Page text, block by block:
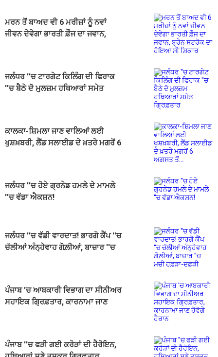
ਮਰਨ ਤੋਂ ਬਾਅਦ ਵੀ 6 ਮਰੀਜ਼ਾਂ ਨੂੰ ਨਵਾਂ
ਜੀਵਨ ਦੇਵੇਗਾ ਭਾਰਤੀ ਫ਼ੌਜ ਦਾ ਜਵਾਨ,
ਜਲੰਧਰ ''ਚ ਟਾਰਗੇਟ ਕਿਲਿੰਗ ਦੀ ਫਿਰਾਕ
''ਚ ਬੈਠੇ ਦੋ ਮੁਲਜ਼ਮ ਹਥਿਆਰਾਂ ਸਮੇਤ
ਕਾਲਕਾ-ਸ਼ਿਮਲਾ ਜਾਣ ਵਾਲਿਆਂ ਲਈ
ਖੁਸ਼ਖ਼ਬਰੀ, ਲੈਂਡ ਸਲਾਈਡ ਦੇ ਖ਼ਤਰੇ ਮਗਰੋਂ 6
ਜਲੰਧਰ ''ਚ ਹੋਏ ਗ੍ਰਨੇਡ ਹਮਲੇ ਦੇ ਮਾਮਲੇ
''ਚ ਵੱਡਾ ਐਕਸ਼ਨ!
ਜਲੰਧਰ ''ਚ ਵੱਡੀ ਵਾਰਦਾਤ! ਭਾਰਗੋ ਕੈਂਪ ''ਚ
ਚੱਲੀਆਂ ਅੰਨ੍ਹੇਵਾਹ ਗੋਲ਼ੀਆਂ, ਬਾਜ਼ਾਰ ''ਚ
ਪੰਜਾਬ 'ਚ ਆਬਕਾਰੀ ਵਿਭਾਗ ਦਾ ਸੀਨੀਅਰ
ਸਹਾਇਕ ਗ੍ਰਿਫ਼ਤਾਰ, ਕਾਰਨਾਮਾ ਜਾਣ
ਪੰਜਾਬ ''ਚ ਫੜੀ ਗਈ ਕਰੋੜਾਂ ਦੀ ਹੈਰੋਇਨ,